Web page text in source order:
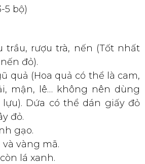
5 bộ)
trầu, rượu trà, nến (Tốt nhất
đỏ).
quả (Hoa quả có thể là cam,
mận, lê… không nên dùng
Dứa có thể dán giấy đỏ
đỏ.
gạo.
vàng mã.
lá xanh.